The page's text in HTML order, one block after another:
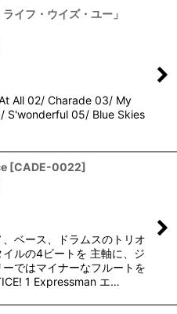
イフ・ウイズ・ユー」
All 02/ Charade 03/ My
S'wonderful 05/ Blue Skies
[CADE-0022]
、ベース、ドラムスのトリオ
ルの4ビートを 主軸に、ジ
ではマイナーなフルートを
1 Expressman エ…